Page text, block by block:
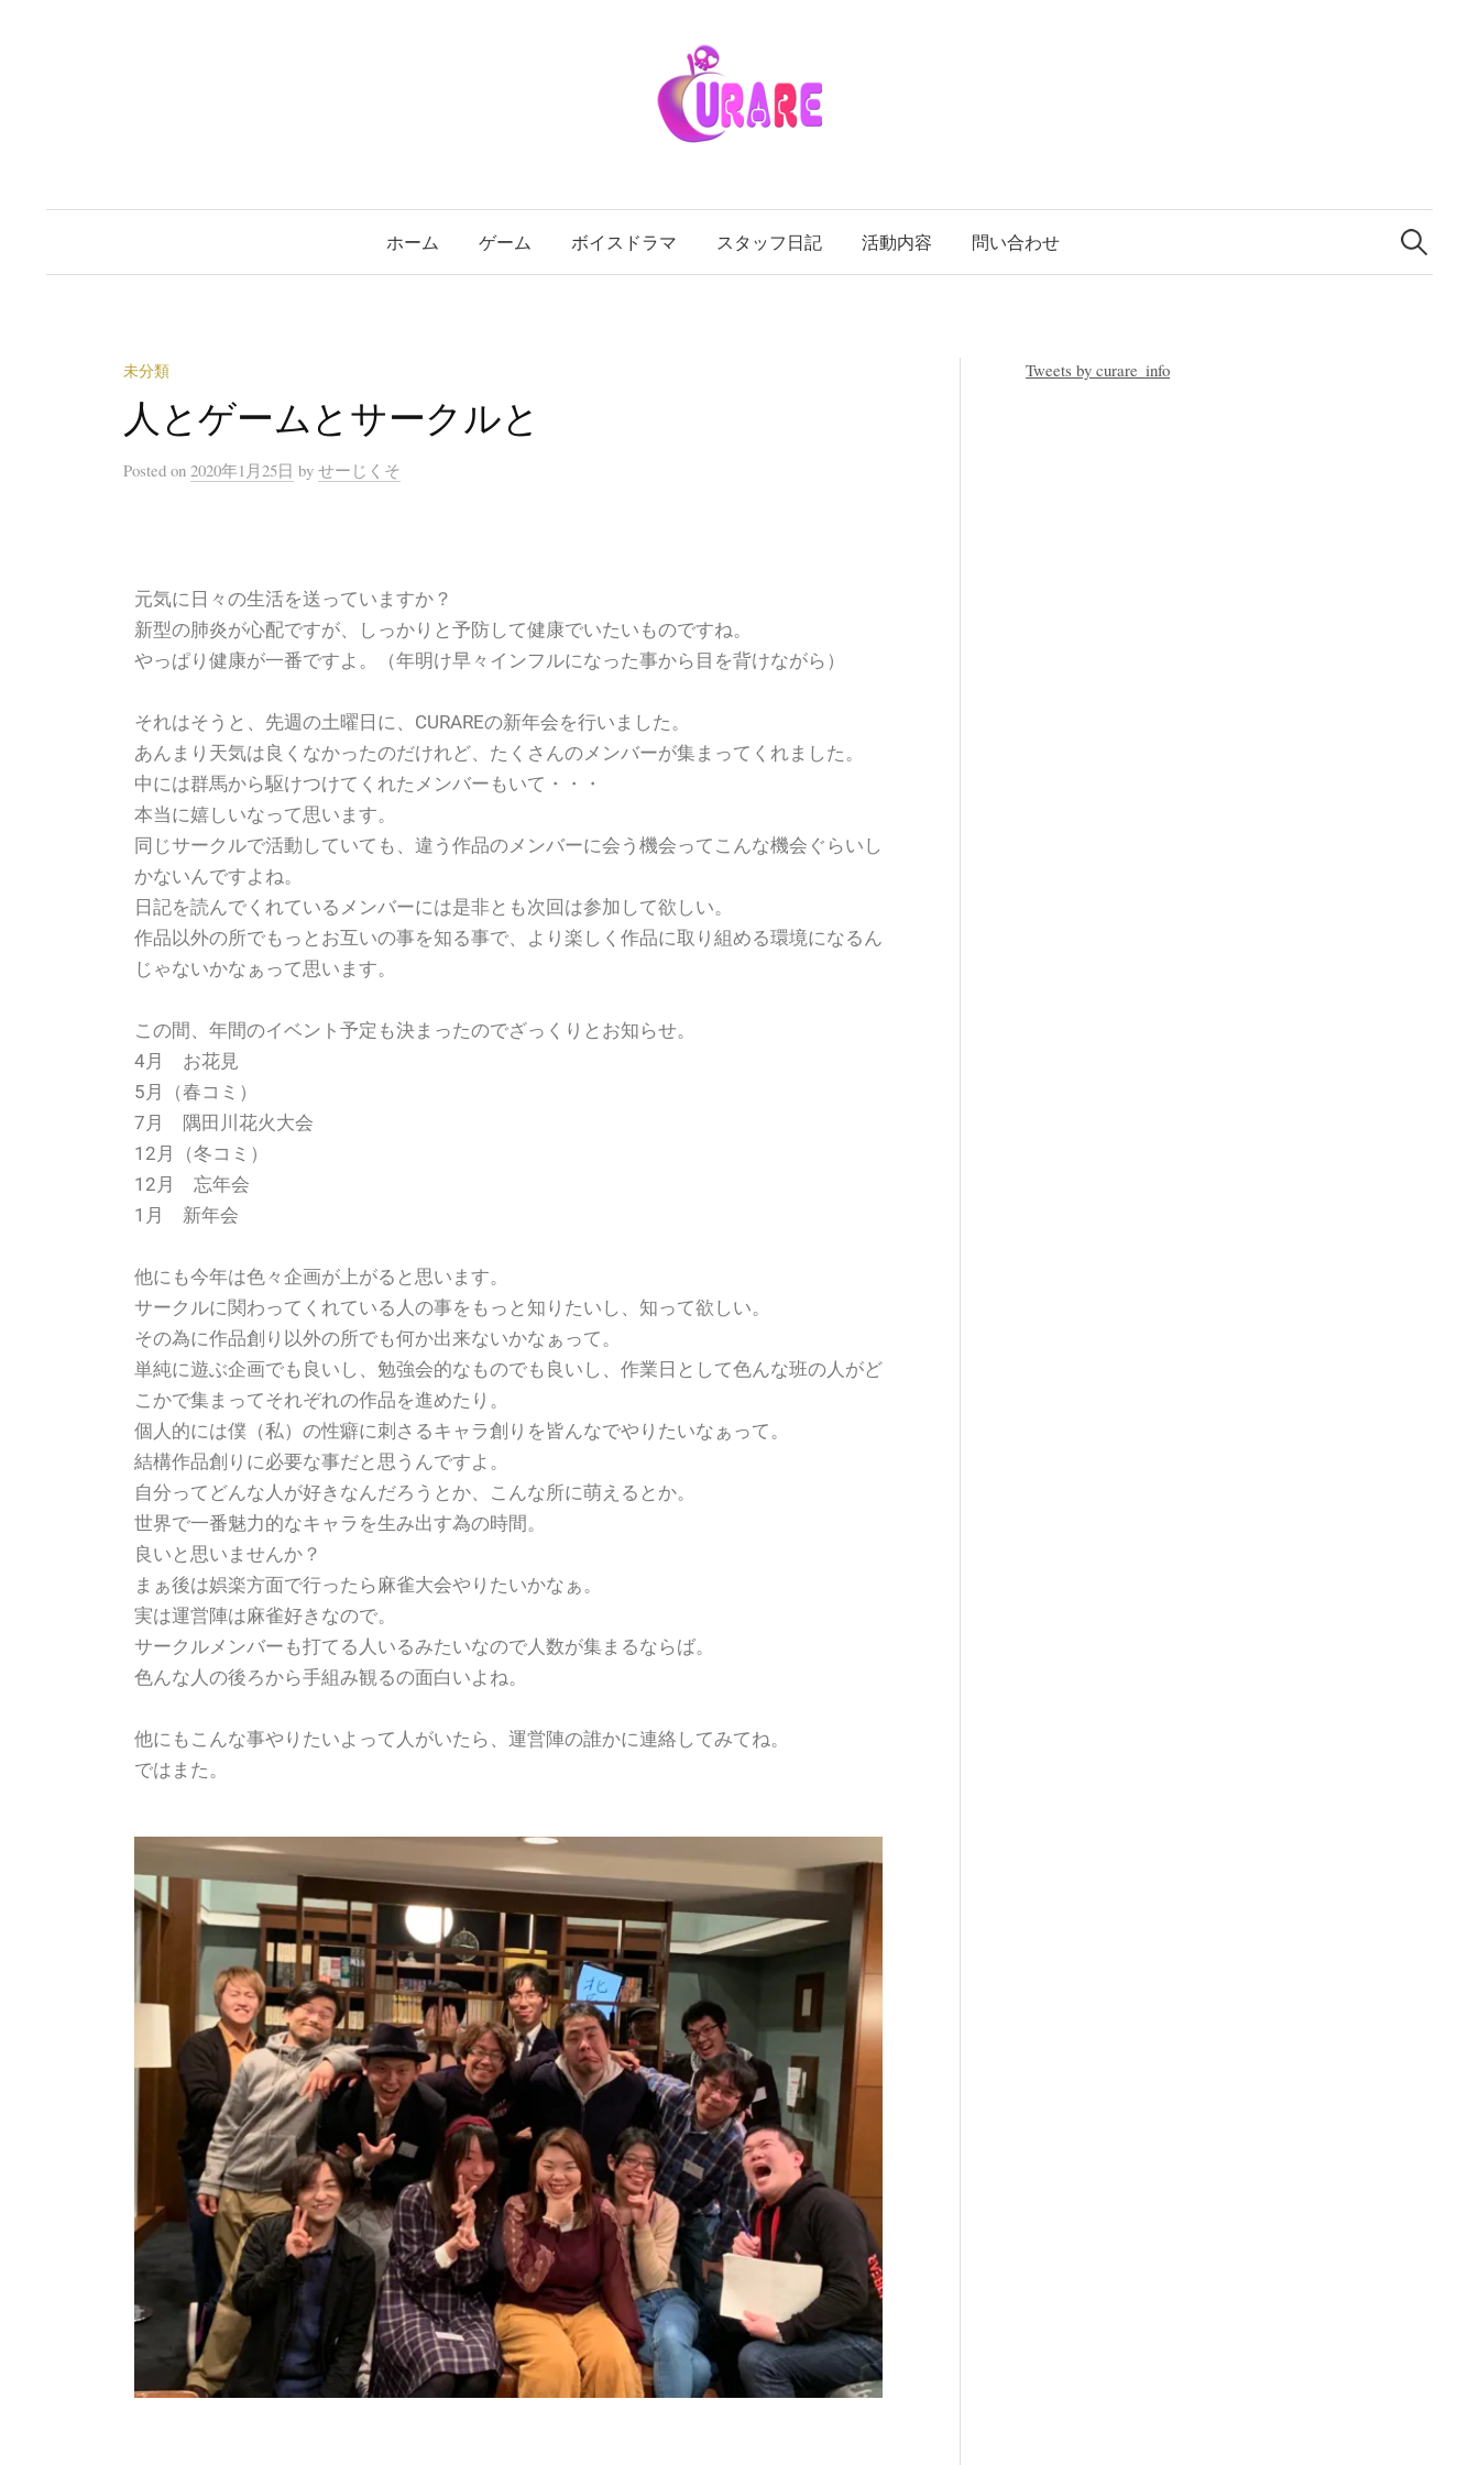
ホーム ゲーム ボイスドラマ スタッフ日記 活動内容 問い合わせ
未分類
人とゲームとサークルと
Posted on 2020年1月25日 by せーじくそ
元気に日々の生活を送っていますか？
新型の肺炎が心配ですが、しっかりと予防して健康でいたいものですね。
やっぱり健康が一番ですよ。（年明け早々インフルになった事から目を背けながら）
それはそうと、先週の土曜日に、CURAREの新年会を行いました。
あんまり天気は良くなかったのだけれど、たくさんのメンバーが集まってくれました。
中には群馬から駆けつけてくれたメンバーもいて・・・
本当に嬉しいなって思います。
同じサークルで活動していても、違う作品のメンバーに会う機会ってこんな機会ぐらいし
かないんですよね。
日記を読んでくれているメンバーには是非とも次回は参加して欲しい。
作品以外の所でもっとお互いの事を知る事で、より楽しく作品に取り組める環境になるん
じゃないかなぁって思います。
この間、年間のイベント予定も決まったのでざっくりとお知らせ。
4月 お花見
5月（春コミ）
7月 隅田川花火大会
12月（冬コミ）
12月 忘年会
1月 新年会
他にも今年は色々企画が上がると思います。
サークルに関わってくれている人の事をもっと知りたいし、知って欲しい。
その為に作品創り以外の所でも何か出来ないかなぁって。
単純に遊ぶ企画でも良いし、勉強会的なものでも良いし、作業日として色んな班の人がど
こかで集まってそれぞれの作品を進めたり。
個人的には僕（私）の性癖に刺さるキャラ創りを皆んなでやりたいなぁって。
結構作品創りに必要な事だと思うんですよ。
自分ってどんな人が好きなんだろうとか、こんな所に萌えるとか。
世界で一番魅力的なキャラを生み出す為の時間。
良いと思いませんか？
まぁ後は娯楽方面で行ったら麻雀大会やりたいかなぁ。
実は運営陣は麻雀好きなので。
サークルメンバーも打てる人いるみたいなので人数が集まるならば。
色んな人の後ろから手組み観るの面白いよね。
他にもこんな事やりたいよって人がいたら、運営陣の誰かに連絡してみてね。
ではまた。
Tweets by curare_info